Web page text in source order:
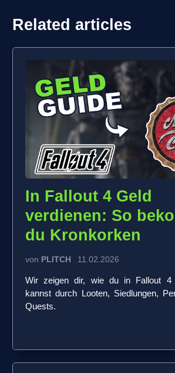
Related articles
In Fallout 4 Geld
verdienen: So
du Kronkorken
von PLITCH 11.02.2026
Wir zeigen dir, wie du in Fallout 4
kannst durch Looten, Siedlungen,
Quests.